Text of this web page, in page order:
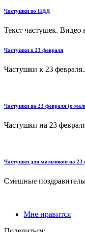
Частушки по ПДД
Текст частушек. Видео
Частушки к 23 февраля
Частушки к 23
Частушки на 23 февраля (о
Частушки на 23
Частушки для мальчиков на 23
Смешные
Мне нравится